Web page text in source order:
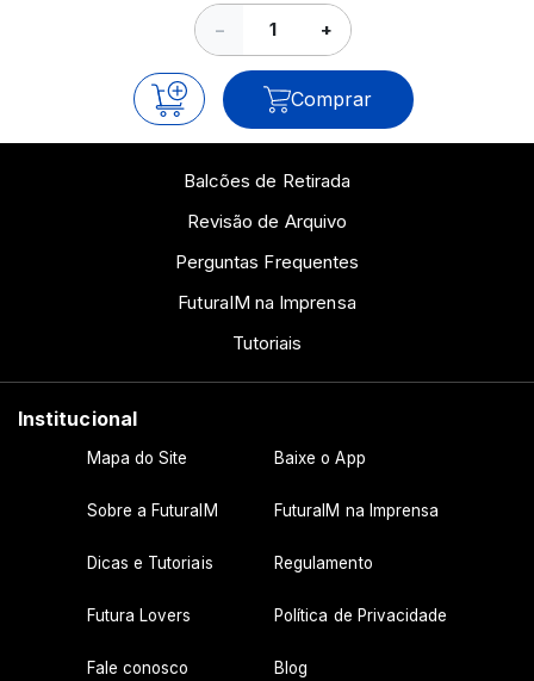
− +
Comprar
Balcões de Retirada
Revisão de Arquivo
Perguntas Frequentes
FuturaIM na Imprensa
Tutoriais
Institucional
Mapa do Site Baixe o App
Sobre a FuturaIM FuturaIM na Imprensa
Dicas e Tutoriais Regulamento
Futura Lovers Política de Privacidade
Fale conosco Blog